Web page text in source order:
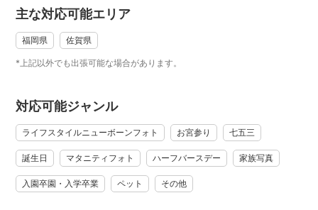
撮影に関するご質問・ご相談など「メッセージ」からお気軽
にご相談ください！
お問合せ後に、ご予約いただくか否かご判断していただいて
構いませんのでご安心ください。
整中であったり前後のスケジュールとの移動時間の都合でご
予約をお受けできない場合があります。
いるわけではございませんので、大変お手数ですがメッセー
ジで空き状況をお問い合わせいただけると嬉しいです。
主な対応可能エリア
福岡県 佐賀県
*上記以外でも出張可能な場合があります。
対応可能ジャンル
ライフスタイルニューボーンフォト お宮参り 七五三
誕生日 マタニティフォト ハーフバースデー 家族写真
入園卒園・入学卒業 ペット その他